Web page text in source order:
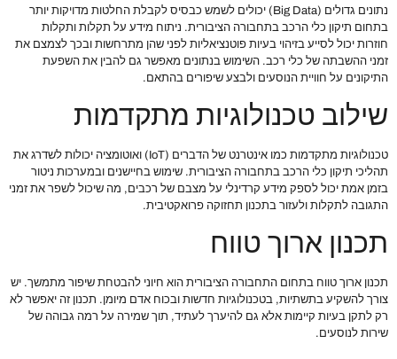
נתונים גדולים (Big Data) יכולים לשמש כבסיס לקבלת החלטות מדויקות יותר
בתחום תיקון כלי הרכב בתחבורה הציבורית. ניתוח מידע על תקלות ותקלות
חוזרות יכול לסייע בזיהוי בעיות פוטנציאליות לפני שהן מתרחשות ובכך לצמצם את
זמני ההשבתה של כלי רכב. השימוש בנתונים מאפשר גם להבין את השפעת
התיקונים על חוויית הנוסעים ולבצע שיפורים בהתאם.
שילוב טכנולוגיות מתקדמות
טכנולוגיות מתקדמות כמו אינטרנט של הדברים (IoT) ואוטומציה יכולות לשדרג את
תהליכי תיקון כלי הרכב בתחבורה הציבורית. שימוש בחיישנים ובמערכות ניטור
בזמן אמת יכול לספק מידע קרדינלי על מצבם של רכבים, מה שיכול לשפר את זמני
התגובה לתקלות ולעזור בתכנון תחזוקה פרואקטיבית.
תכנון ארוך טווח
תכנון ארוך טווח בתחום התחבורה הציבורית הוא חיוני להבטחת שיפור מתמשך. יש
צורך להשקיע בתשתיות, בטכנולוגיות חדשות ובכוח אדם מיומן. תכנון זה יאפשר לא
רק לתקן בעיות קיימות אלא גם להיערך לעתיד, תוך שמירה על רמה גבוהה של
שירות לנוסעים.